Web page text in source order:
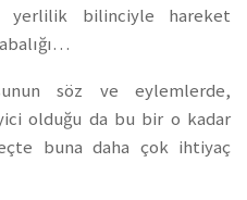
yerlilik bilinciyle hareket
söz ve eylemlerde,
olduğu da bu bir o kadar
buna daha çok ihtiyaç